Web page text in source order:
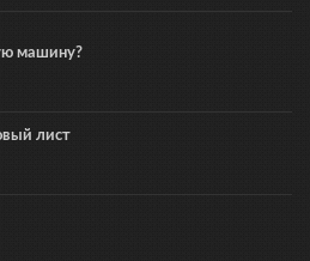
машину?
лист